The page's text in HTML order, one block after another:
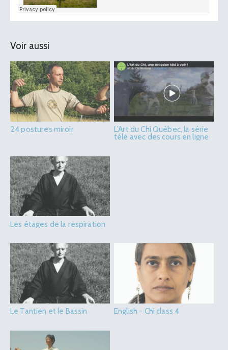
Voir aussi
24 postures miroir L’Art du Chi Québec, la série
télé avec des cours en ligne
Les étages de la respiration
Le Tantien et le Bassin English - Chi class 4